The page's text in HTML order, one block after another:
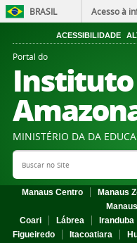
BRASIL Acesso à
ACESSIBILIDADE
Portal do
Instituto
MINISTÉRIO DA DA
Search Site
Manaus Centro Manaus
Coari
Lábrea Iranduba
Figueiredo
Itacoatiara